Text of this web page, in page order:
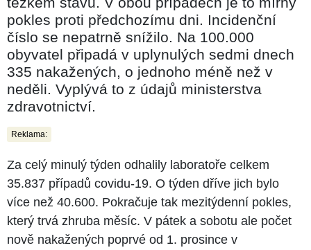
pokles proti předchozímu dni. Incidenční
číslo se nepatrně snížilo. Na 100.000
obyvatel připadá v uplynulých sedmi dnech
335 nakažených, o jednoho méně než v
neděli. Vyplývá to z údajů ministerstva
zdravotnictví.
Reklama:
Za celý minulý týden odhalily laboratoře celkem
35.837 případů covidu-19. O týden dříve jich bylo
více než 40.600. Pokračuje tak mezitýdenní pokles,
který trvá zhruba měsíc. V pátek a sobotu ale počet
nově nakažených poprvé od 1. prosince v